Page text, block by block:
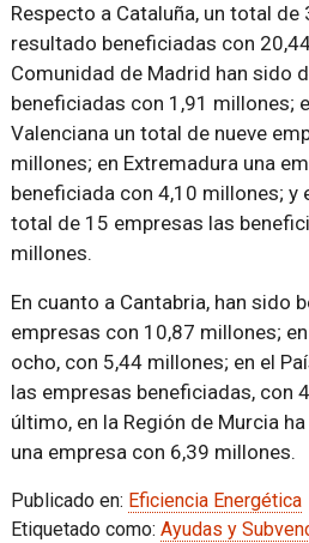
Respecto a Cataluña, un total de
resultado beneficiadas con
Comunidad de Madrid han sido
beneficiadas con 1,91 millones;
Valenciana un total de nueve
millones; en Extremadura una
beneficiada con 4,10 millones; y
total de 15 empresas las
millones.
En cuanto a Cantabria, han sido
empresas con 10,87 millones;
ocho, con 5,44 millones; en el
las empresas beneficiadas, con
último, en la Región de Murcia
una empresa con 6,39 millones.
Publicado en: Eficiencia Energética
Etiquetado como: Ayudas y